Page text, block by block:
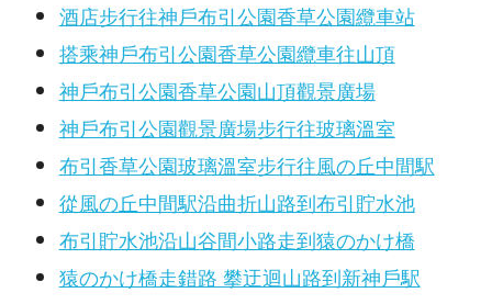
酒店步行往神戶布引公園香草公園纜車站
搭乘神戶布引公園香草公園纜車往山頂
神戶布引公園香草公園山頂觀景廣場
神戶布引公園觀景廣場步行往玻璃溫室
布引香草公園玻璃溫室步行往風の丘中間駅
從風の丘中間駅沿曲折山路到布引貯水池
布引貯水池沿山谷間小路走到猿のかけ橋
猿のかけ橋走錯路 攀迂迴山路到新神戶駅